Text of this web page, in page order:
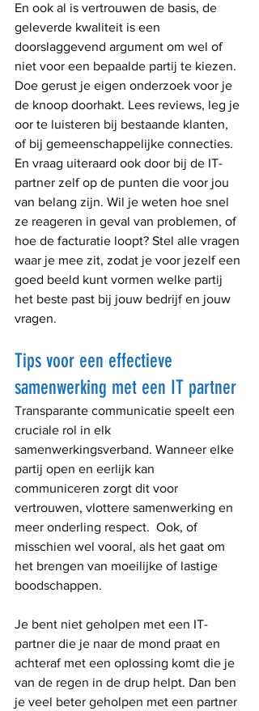
En ook al is vertrouwen de basis, de
geleverde kwaliteit is een
doorslaggevend argument om wel of
niet voor een bepaalde partij te kiezen.
Doe gerust je eigen onderzoek voor je
de knoop doorhakt. Lees reviews, leg je
oor te luisteren bij bestaande klanten,
of bij gemeenschappelijke connecties.
En vraag uiteraard ook door bij de IT-
partner zelf op de punten die voor jou
van belang zijn. Wil je weten hoe snel
ze reageren in geval van problemen, of
hoe de facturatie loopt? Stel alle vragen
waar je mee zit, zodat je voor jezelf een
goed beeld kunt vormen welke partij
het beste past bij jouw bedrijf en jouw
vragen.
Tips voor een effectieve
samenwerking met een IT partner
Transparante communicatie speelt een
cruciale rol in elk
samenwerkingsverband. Wanneer elke
partij open en eerlijk kan
communiceren zorgt dit voor
vertrouwen, vlottere samenwerking en
meer onderling respect.  Ook, of
misschien wel vooral, als het gaat om
het brengen van moeilijke of lastige
boodschappen.
Je bent niet geholpen met een IT-
partner die je naar de mond praat en
achteraf met een oplossing komt die je
van de regen in de drup helpt. Dan ben
je veel beter geholpen met een partner